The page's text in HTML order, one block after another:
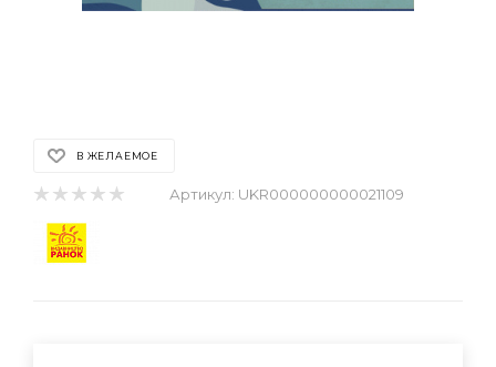
В ЖЕЛАЕМОЕ
Артикул: UKR000000000021109